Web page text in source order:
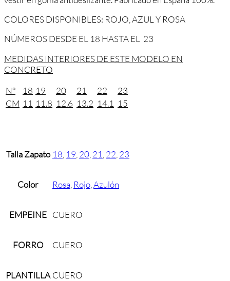
COLORES DISPONIBLES: ROJO, AZUL Y ROSA
NÚMEROS DESDE EL 18 HASTA EL 23
MEDIDAS INTERIORES DE ESTE MODELO EN
CONCRETO
Nº
18 19 20 21 22
23
CM 11 11.8 12.6 13.2 14.1 15
Talla Zapato 18 19 20 21 22 23
Color Rosa Rojo Azulón
EMPEINE CUERO
FORRO CUERO
PLANTILLA CUERO